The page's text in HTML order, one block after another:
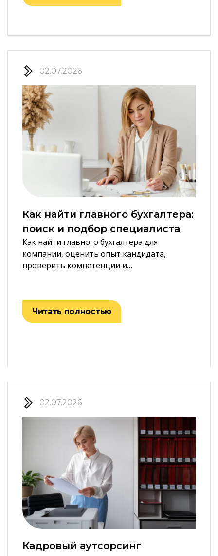
02.07.2026
Как найти главного бухгалтера:
поиск и подбор специалиста
Как найти главного бухгалтера для
компании, оценить опыт кандидата,
проверить компетенции и…
Читать полностью
02.07.2026
Кадровый аутсорсинг